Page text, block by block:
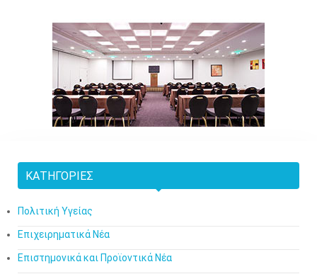
ΚΑΤΗΓΟΡΊΕΣ
Πολιτική Υγείας
Επιχειρηματικά Νέα
Επιστημονικά και Προϊοντικά Νέα